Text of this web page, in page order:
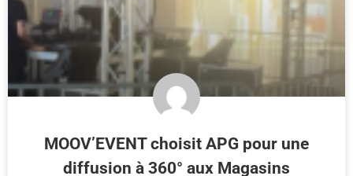
MOOV’EVENT choisit APG pour une
diffusion à 360° aux Magasins